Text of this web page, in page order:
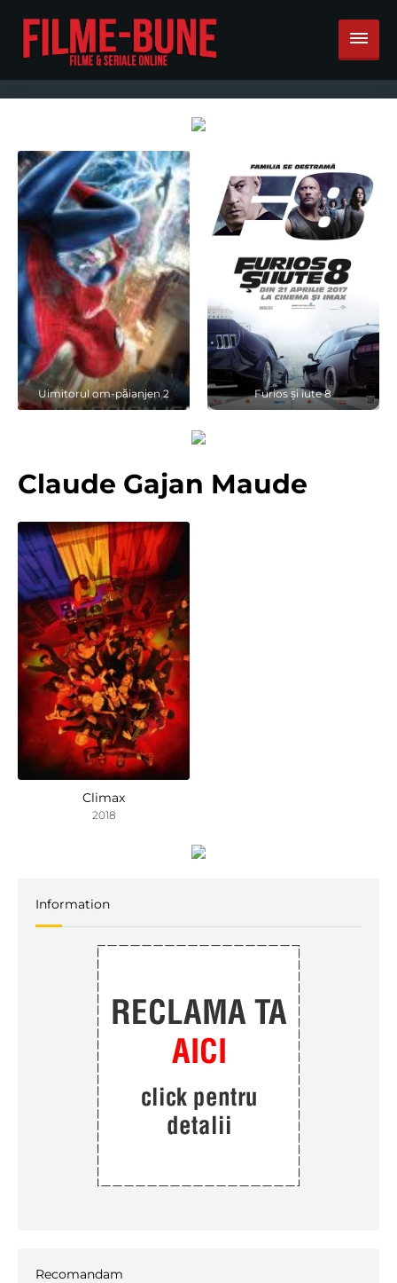
Uimitorul om-păianjen 2 Furios și iute 8
Claude Gajan Maude
Climax
2018
Information
Recomandam